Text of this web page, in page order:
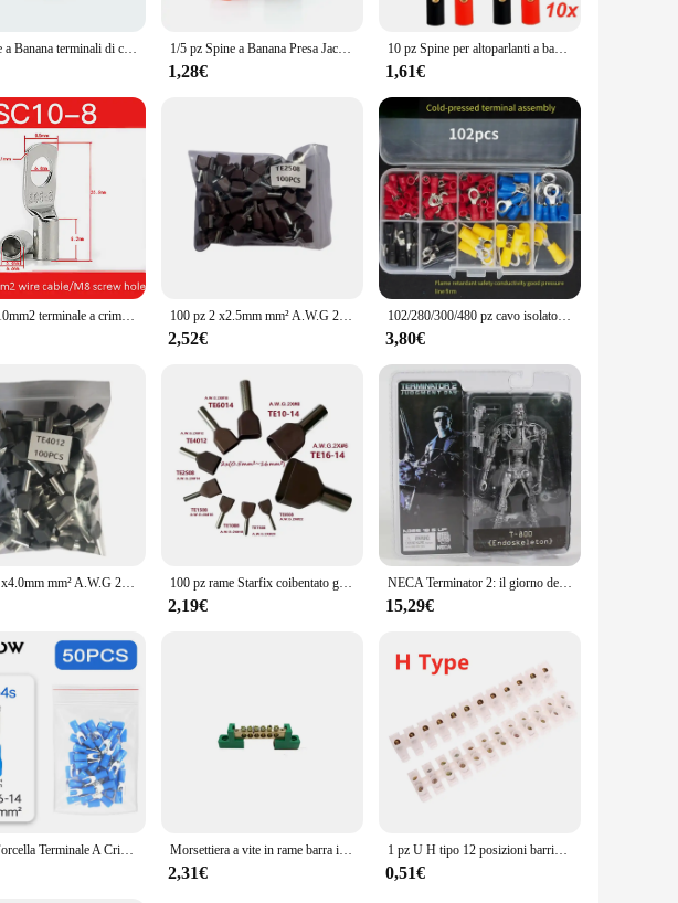
1pc spine a Banana terminali di coppia connettore nero rosso terminale dell'amplificatore Post di collegamento spina dell'altoparlante a Banana Jack 1/5 pz Spine a Banana Presa Jack Coppia Terminali Connettori FAI DA TE Rosso Nero Connettore Amplificatore Terminale Binding Post Altoparlante M20
1,28€
10 pz Spine per altoparlanti a banana Argento 4mm Connettore a banana per terminale adattatore cavo altoparlante audio video
1,61€
10 pz 6-10mm2 terminale a crimpare cavo di saldatura Kit connettore bullone foro stagnato capicorda 100 pz 2 x2.5mm mm² A.W.G 2X #14 doppi cavi tipo rame Starfix coibentato ghiere capocorda terminale capocorda capocorda TE2508
2,52€
102/280/300/480 pz cavo isolato connettore filo crimpare spatola anello di testa forcella Kit anello capocorda Kit terminale arrotolato
3,80€
100 pz 2 x4.0mm mm² A.W.G 2X #12 doppi cavi tipo rame Starfix coibentato ghiere capocorda terminale capocorda capocorda TE4012 100 pz rame Starfix coibentato ghiere capocorda cavi gemelli tipo 2 x1.5mm ² A.W.G 2X #16 terminale terminale capocorda TE1508
2,19€
NECA Terminator 2: il giorno del giudizio T-800 protettiva in PVC da 7 "18cm
15,29€
50PCS Forcella Terminale A Crimpare Filo Elettrico Connettori Spade Alette Quick Splice Cavi Isolamento Tappi Per Scarpe Per Il Collegamento A Vite Morsettiera a vite in rame barra ignifuga fila di cablaggio striscia in ottone a terra Zero protezione scatola di distribuzione collegamento del cavo
2,31€
1 pz U H tipo 12 posizioni barriera in plastica morsettiera blocco barriera blocco viti strisce di collegamento per cablaggio elettrico 3 a10a
0,51€